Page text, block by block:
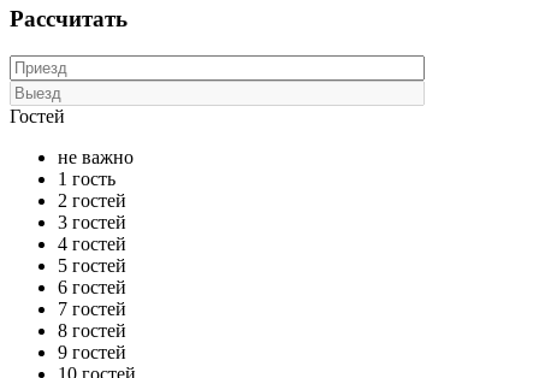
Рассчитать
Гостей
не важно
1 гость
2 гостей
3 гостей
4 гостей
5 гостей
6 гостей
7 гостей
8 гостей
9 гостей
10 гостей